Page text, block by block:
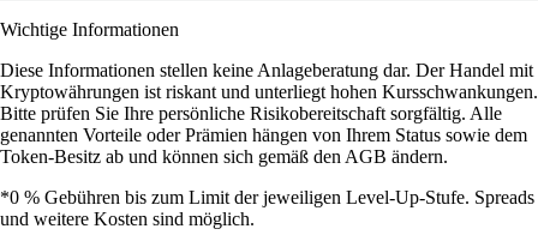
Wichtige Informationen
Diese Informationen stellen keine Anlageberatung dar. Der Handel mit
Kryptowährungen ist riskant und unterliegt hohen Kursschwankungen.
Bitte prüfen Sie Ihre persönliche Risikobereitschaft sorgfältig. Alle
genannten Vorteile oder Prämien hängen von Ihrem Status sowie dem
Token-Besitz ab und können sich gemäß den AGB ändern.
*0 % Gebühren bis zum Limit der jeweiligen Level-Up-Stufe. Spreads
und weitere Kosten sind möglich.